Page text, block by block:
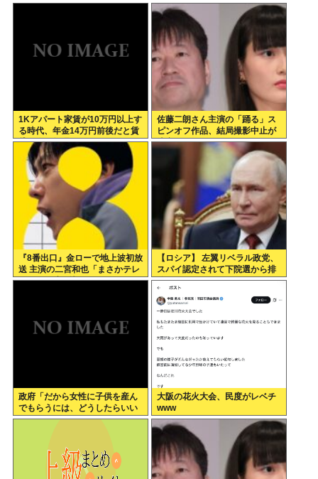
1Kアパート家賃が10万円以上す
る時代、年金14万円前後だと賃
貸の人は無理じゃね？
佐藤二朗さん主演の「踊る」ス
ピンオフ作品、結局撮影中止が
決定www
『8番出口』金ローで地上波初放
送 主演の二宮和也「まさかテレ
ビにまで迷い込んでしまうと
【ロシア】 左翼リベラル政党、
スパイ認定されて下院選から排
除
政府「だから女性に子供を産ん
でもらうには、どうしたらいい
のよ;;」
大阪の花火大会、民度がレベチ
www